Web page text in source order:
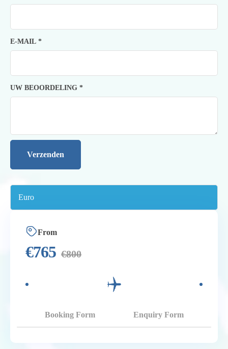
UW BEOORDELING *
E-MAIL *
From
€765 €800
Booking Form Enquiry Form